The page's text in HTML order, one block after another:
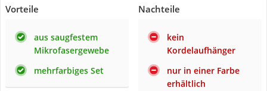
Vorteile
aus saugfestem
Mikrofasergewebe
mehrfarbiges Set
Nachteile
kein
Kordelaufhänger
nur in einer Farbe
erhältlich